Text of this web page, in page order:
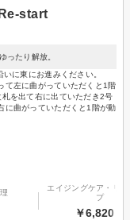
start
ったり解放。
に東にお進みください。
て左に曲がっていただくと1階
を出て右に出ていただき2号
に曲がっていただくと1階が動
エイジングケア・リ
プ
￥6,820～